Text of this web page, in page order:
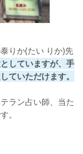
りか(たい りか)先
していますが、手
ていただけます。
ラン占い師、当た
。